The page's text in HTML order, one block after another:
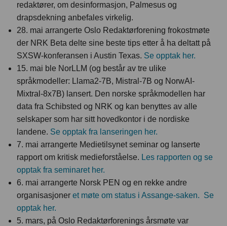
redaktører, om desinformasjon, Palmesus og
drapsdekning anbefales virkelig.
28. mai arrangerte Oslo Redaktørforening frokostmøte
der NRK Beta delte sine beste tips etter å ha deltatt på
SXSW-konferansen i Austin Texas. Se opptak her.
15. mai ble NorLLM (og består av tre ulike
språkmodeller: Llama2-7B, Mistral-7B og NorwAI-
Mixtral-8x7B) lansert. Den norske språkmodellen har
data fra Schibsted og NRK og kan benyttes av alle
selskaper som har sitt hovedkontor i de nordiske
landene. Se opptak fra lanseringen her.
7. mai arrangerte Medietilsynet seminar og lanserte
rapport om kritisk medieforståelse. Les rapporten og se
opptak fra seminaret her.
6. mai arrangerte Norsk PEN og en rekke andre
organisasjoner et møte om status i Assange-saken. Se
opptak her.
5. mars, på Oslo Redaktørforenings årsmøte var